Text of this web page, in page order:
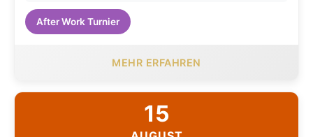
After Work Turnier
MEHR ERFAHREN
15